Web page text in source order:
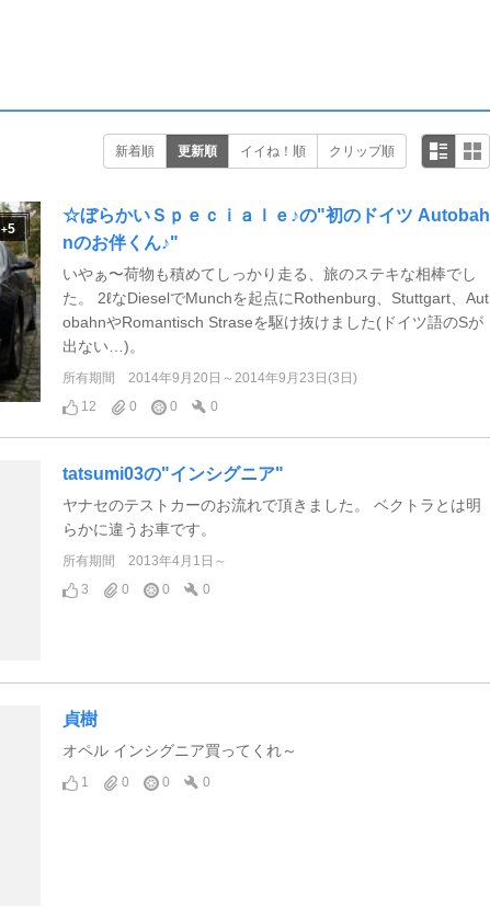
新着順 更新順 イイね！順 クリップ順
+5
☆ぼらかいＳｐｅｃｉａｌｅ♪の"初のドイツ Autobah
nのお伴くん♪"
いやぁ〜荷物も積めてしっかり走る、旅のステキな相棒でし
た。 2ℓなDieselでMunchを起点にRothenburg、Stuttgart、Aut
obahnやRomantisch Straseを駆け抜けました(ドイツ語のSが
出ない…)。
所有期間
2014年9月20日～2014年9月23日(3日)
12
0 0 0
tatsumi03の"インシグニア"
ヤナセのテストカーのお流れで頂きました。 ベクトラとは明
らかに違うお車です。
所有期間
2013年4月1日～
3
0 0 0
貞樹
オペル インシグニア買ってくれ～
1 0 0 0